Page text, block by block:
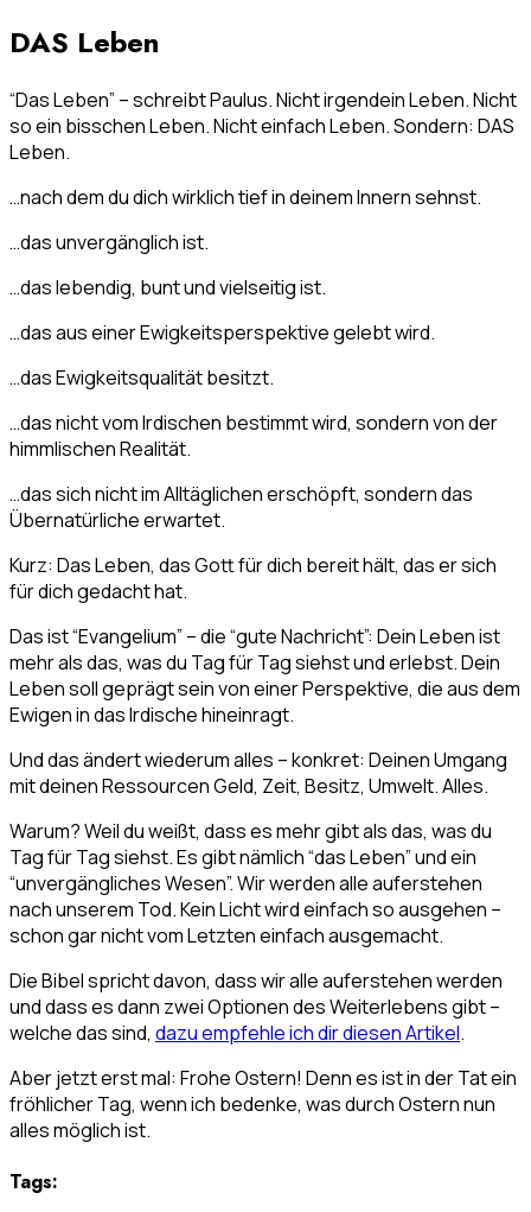
DAS Leben
“Das Leben” – schreibt Paulus. Nicht irgendein Leben. Nicht
so ein bisschen Leben. Nicht einfach Leben. Sondern: DAS
Leben.
…nach dem du dich wirklich tief in deinem Innern sehnst.
…das unvergänglich ist.
…das lebendig, bunt und vielseitig ist.
…das aus einer Ewigkeitsperspektive gelebt wird.
…das Ewigkeitsqualität besitzt.
…das nicht vom Irdischen bestimmt wird, sondern von der
himmlischen Realität.
…das sich nicht im Alltäglichen erschöpft, sondern das
Übernatürliche erwartet.
Kurz: Das Leben, das Gott für dich bereit hält, das er sich
für dich gedacht hat.
Das ist “Evangelium” – die “gute Nachricht”: Dein Leben ist
mehr als das, was du Tag für Tag siehst und erlebst. Dein
Leben soll geprägt sein von einer Perspektive, die aus dem
Ewigen in das Irdische hineinragt.
Und das ändert wiederum alles – konkret: Deinen Umgang
mit deinen Ressourcen Geld, Zeit, Besitz, Umwelt. Alles.
Warum? Weil du weißt, dass es mehr gibt als das, was du
Tag für Tag siehst. Es gibt nämlich “das Leben” und ein
“unvergängliches Wesen”. Wir werden alle auferstehen
nach unserem Tod. Kein Licht wird einfach so ausgehen –
schon gar nicht vom Letzten einfach ausgemacht.
Die Bibel spricht davon, dass wir alle auferstehen werden
und dass es dann zwei Optionen des Weiterlebens gibt –
welche das sind, dazu empfehle ich dir diesen Artikel.
Aber jetzt erst mal: Frohe Ostern! Denn es ist in der Tat ein
fröhlicher Tag, wenn ich bedenke, was durch Ostern nun
alles möglich ist.
Tags: